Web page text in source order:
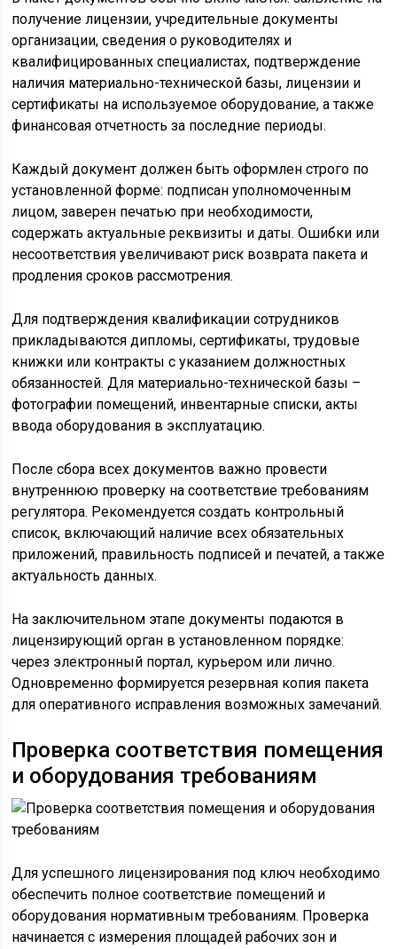
получение лицензии, учредительные документы
организации, сведения о руководителях и
квалифицированных специалистах, подтверждение
наличия материально-технической базы, лицензии и
сертификаты на используемое оборудование, а также
финансовая отчетность за последние периоды.
Каждый документ должен быть оформлен строго по
установленной форме: подписан уполномоченным
лицом, заверен печатью при необходимости,
содержать актуальные реквизиты и даты. Ошибки или
несоответствия увеличивают риск возврата пакета и
продления сроков рассмотрения.
Для подтверждения квалификации сотрудников
прикладываются дипломы, сертификаты, трудовые
книжки или контракты с указанием должностных
обязанностей. Для материально-технической базы –
фотографии помещений, инвентарные списки, акты
ввода оборудования в эксплуатацию.
После сбора всех документов важно провести
внутреннюю проверку на соответствие требованиям
регулятора. Рекомендуется создать контрольный
список, включающий наличие всех обязательных
приложений, правильность подписей и печатей, а также
актуальность данных.
На заключительном этапе документы подаются в
лицензирующий орган в установленном порядке:
через электронный портал, курьером или лично.
Одновременно формируется резервная копия пакета
для оперативного исправления возможных замечаний.
Проверка соответствия помещения
и оборудования требованиям
Для успешного лицензирования под ключ необходимо
обеспечить полное соответствие помещений и
оборудования нормативным требованиям. Проверка
начинается с измерения площадей рабочих зон и